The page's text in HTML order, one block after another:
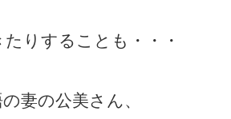
りすることも・・・
妻の公美さん、